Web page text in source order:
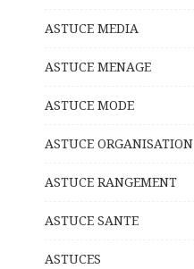
ASTUCE MEDIA
ASTUCE MENAGE
ASTUCE MODE
ASTUCE ORGANISATION
ASTUCE RANGEMENT
ASTUCE SANTE
ASTUCES